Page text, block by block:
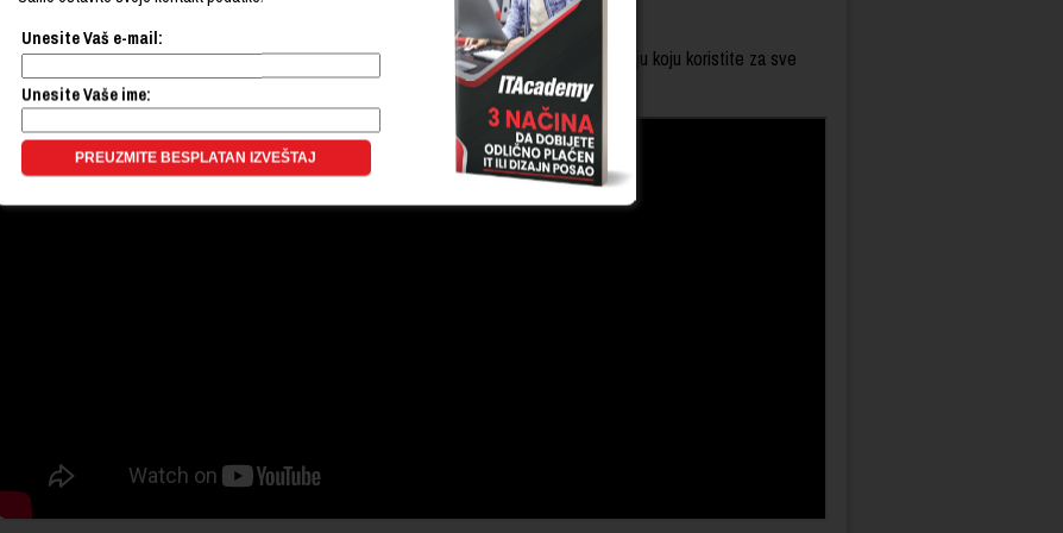
Unesite Vaš e-mail:
Unesite Vaše ime:
odaberete učenje na daljinu na ITAcademy, obezbeđujemo vam e-Learning tehnologiju koju koristite za sve
školovanja.